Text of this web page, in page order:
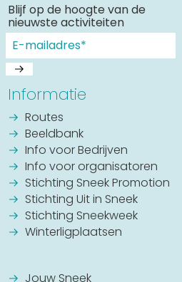
Blijf op de hoogte van de
nieuwste activiteiten
Informatie
Routes
Beeldbank
Info voor Bedrijven
Info voor organisatoren
Stichting Sneek Promotion
Stichting Uit in Sneek
Stichting Sneekweek
Winterligplaatsen
Jouw Sneek